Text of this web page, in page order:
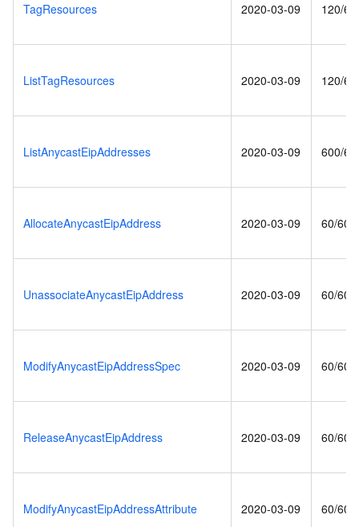
TagResources 2020-03-09 120/
ListTagResources 2020-03-09 120/
ListAnycastEipAddresses 2020-03-09 600/
AllocateAnycastEipAddress 2020-03-09 60/
UnassociateAnycastEipAddress 2020-03-09 60/
ModifyAnycastEipAddressSpec 2020-03-09 60/
ReleaseAnycastEipAddress 2020-03-09 60/
ModifyAnycastEipAddressAttribute 2020-03-09 60/